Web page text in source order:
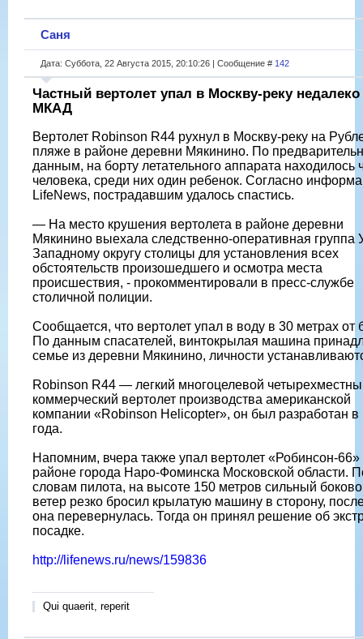
Саня
Дата: Суббота, 22 Августа 2015, 20:10:26 | Сообщение # 142
Частный вертолет упал в Москву-реку недалеко
МКАД
Вертолет Robinson R44 рухнул в Москву-реку на
пляже в районе деревни Мякинино. По
данным, на борту летательного аппарата находилось
человека, среди них один ребенок. Согласно
LifeNews, пострадавшим удалось спастись.
— На место крушения вертолета в районе деревни
Мякинино выехала следственно-оперативная группа
Западному округу столицы для установления всех
обстоятельств произошедшего и осмотра места
происшествия, - прокомментировали в пресс-службе
столичной полиции.
Сообщается, что вертолет упал в воду в 30 метрах от
По данным спасателей, винтокрылая машина
семье из деревни Мякинино, личности
Robinson R44 — легкий многоцелевой
коммерческий вертолет производства американской
компании «Robinson Helicopter», он был разработан в
года.
Напомним, вчера также упал вертолет «Робинсон-66»
районе города Наро-Фоминска Московской области.
словам пилота, на высоте 150 метров сильный
ветер резко бросил крылатую машину в сторону,
она перевернулась. Тогда он принял решение об
посадке.
http://lifenews.ru/news/159836
Qui quaerit, reperit